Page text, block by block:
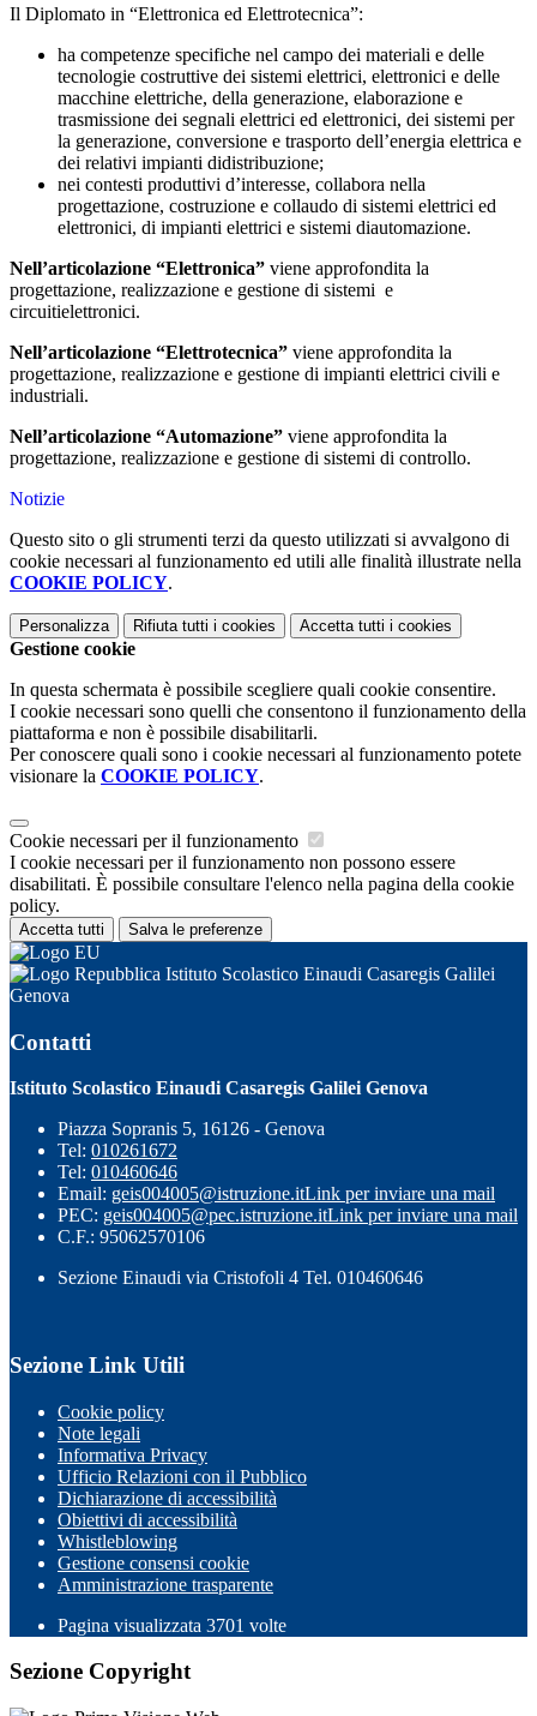
Il Diplomato in “Elettronica ed Elettrotecnica”:
ha competenze specifiche nel campo dei materiali e delle
tecnologie costruttive dei sistemi elettrici, elettronici e delle
macchine elettriche, della generazione, elaborazione e
trasmissione dei segnali elettrici ed elettronici, dei sistemi per
la generazione, conversione e trasporto dell’energia elettrica e
dei relativi impianti didistribuzione;
nei contesti produttivi d’interesse, collabora nella
progettazione, costruzione e collaudo di sistemi elettrici ed
elettronici, di impianti elettrici e sistemi diautomazione.
Nell’articolazione “Elettronica” viene approfondita la
progettazione, realizzazione e gestione di sistemi e
circuitielettronici.
Nell’articolazione “Elettrotecnica” viene approfondita la
progettazione, realizzazione e gestione di impianti elettrici civili e
industriali.
Nell’articolazione “Automazione” viene approfondita la
progettazione, realizzazione e gestione di sistemi di controllo.
Notizie
Questo sito o gli strumenti terzi da questo utilizzati si avvalgono di
cookie necessari al funzionamento ed utili alle finalità illustrate nella
COOKIE POLICY.
Personalizza Rifiuta tutti i cookies Accetta tutti i cookies
Gestione cookie
In questa schermata è possibile scegliere quali cookie consentire.
I cookie necessari sono quelli che consentono il funzionamento della
piattaforma e non è possibile disabilitarli.
Per conoscere quali sono i cookie necessari al funzionamento potete
visionare la COOKIE POLICY.
Cookie necessari per il funzionamento
I cookie necessari per il funzionamento non possono essere
disabilitati. È possibile consultare l'elenco nella pagina della cookie
policy.
Accetta tutti Salva le preferenze
Istituto Scolastico Einaudi Casaregis Galilei
Genova
Contatti
Istituto Scolastico Einaudi Casaregis Galilei Genova
Piazza Sopranis 5, 16126 - Genova
Tel: 010261672
Tel: 010460646
Email: geis004005@istruzione.itLink per inviare una mail
PEC: geis004005@pec.istruzione.itLink per inviare una mail
C.F.: 95062570106
Sezione Einaudi via Cristofoli 4 Tel. 010460646
Sezione Link Utili
Cookie policy
Note legali
Informativa Privacy
Ufficio Relazioni con il Pubblico
Dichiarazione di accessibilità
Obiettivi di accessibilità
Whistleblowing
Gestione consensi cookie
Amministrazione trasparente
Pagina visualizzata 3701 volte
Sezione Copyright